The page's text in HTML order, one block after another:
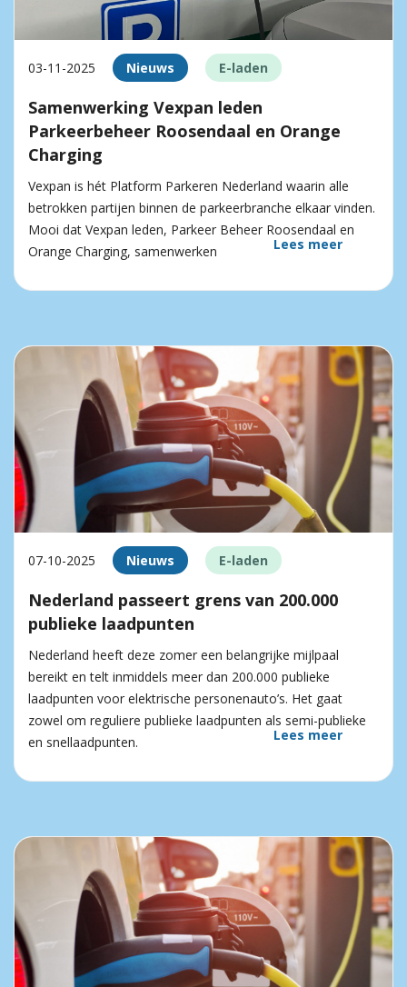
03-11-2025 Nieuws E-laden
Samenwerking Vexpan leden
Parkeerbeheer Roosendaal en Orange
Charging
Vexpan is hét Platform Parkeren Nederland waarin alle
betrokken partijen binnen de parkeerbranche elkaar vinden.
Mooi dat Vexpan leden, Parkeer Beheer Roosendaal en
Orange Charging, samenwerken
Lees meer
07-10-2025 Nieuws E-laden
Nederland passeert grens van 200.000
publieke laadpunten
Nederland heeft deze zomer een belangrijke mijlpaal
bereikt en telt inmiddels meer dan 200.000 publieke
laadpunten voor elektrische personenauto’s. Het gaat
zowel om reguliere publieke laadpunten als semi-publieke
en snellaadpunten.
Lees meer